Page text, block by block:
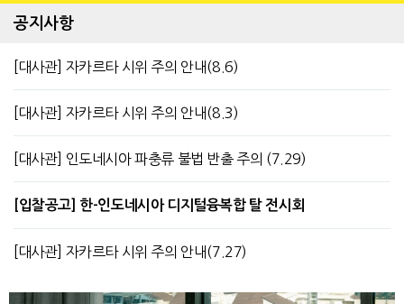
공지사항
[대사관] 자카르타 시위 주의 안내(8.6)
[대사관] 자카르타 시위 주의 안내(8.3)
[대사관] 인도네시아 파충류 불법 반출 주의 (7.29)
[입찰공고] 한-인도네시아 디지털융복합 탈 전시회
[대사관] 자카르타 시위 주의 안내(7.27)